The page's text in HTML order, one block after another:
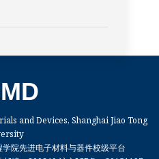
and Devices, Shanghai Jiao Tong
院先进电子材料与器件校级平台